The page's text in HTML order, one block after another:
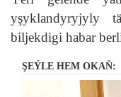
yşyklandyryjyly
biljekdigi habar
ŞEÝLE HEM OKAŇ: